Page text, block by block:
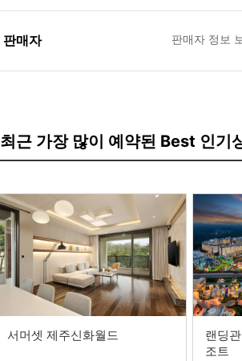
판매자 판매자 정보
최근 가장 많이 예약된 Best 인기
서머셋 제주신화월드
랜딩
조트